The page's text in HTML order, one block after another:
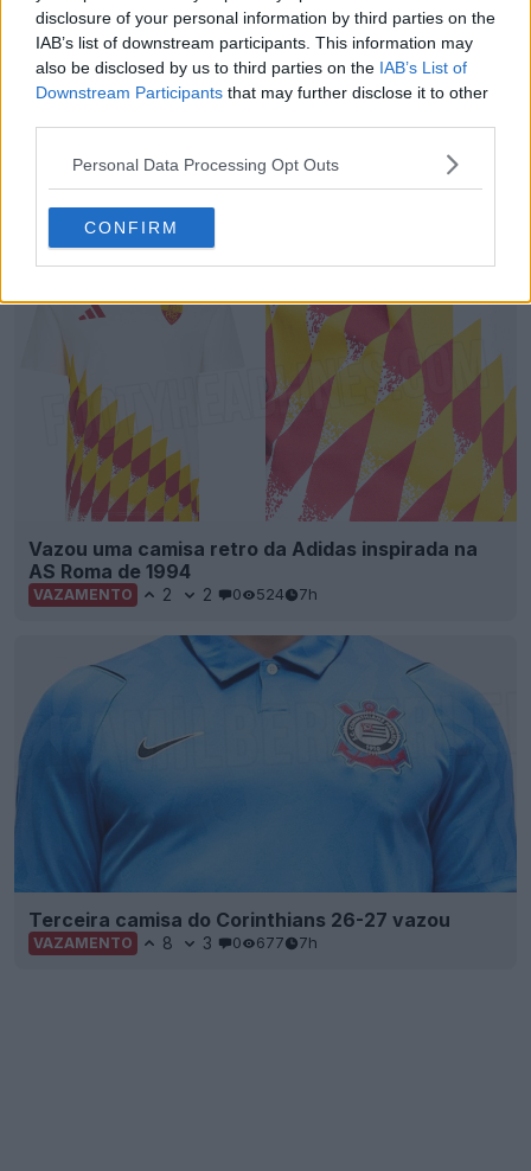
disclosure of your personal information by third parties on the
IAB’s list of downstream participants. This information may
also be disclosed by us to third parties on the IAB’s List of
Downstream Participants that may further disclose it to other
Personal Data Processing Opt Outs
CONFIRM
Vazou a camisa de aquecimento do terceiro
equipamento do FC Barcelona para a época 26-
VAZAMENTO 5
Vazou uma camisa retro da Adidas inspirada na
AS Roma de 1994
VAZAMENTO 2 2 0 524 7h
Terceira camisa do Corinthians 26-27 vazou
VAZAMENTO 8 3 0 677 7h